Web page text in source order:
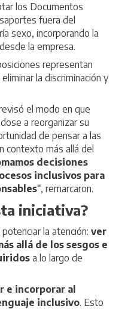
los Documentos
fuera del
sexo, incorporando la
la empresa.
representan
la discriminación y
el modo en que
a reorganizar su
de pensar a las
contexto más allá del
decisiones
inclusivos para
“, remarcaron.
iniciativa?
la atención: ver
allá de los sesgos e
a lo largo de
e incorporar al
inclusivo. Esto